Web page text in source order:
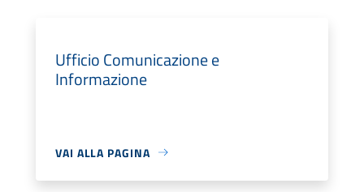
Ufficio Comunicazione e
Informazione
VAI ALLA PAGINA